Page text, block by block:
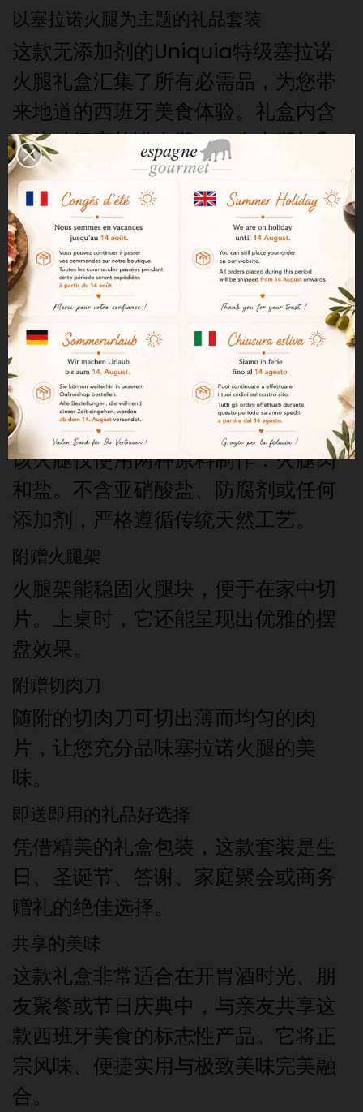
以塞拉诺火腿为主题的礼品套装
这款无添加剂的Uniquia特级塞拉诺
火腿礼盒汇集了所有必需品，为您带
来地道的西班牙美食体验。礼盒内含
一块特级塞拉诺火腿、一个火腿架和
一把火腿刀，所有物品均装在精美的
礼盒中，开箱即送。重量在7至8公斤
之间。
风味醇厚的Reserva火腿
本礼盒中的火腿为Uniquia特级塞拉
诺火腿，熟成期至少16个月。较长的
熟成时间使其质地细腻柔顺，风味更
显精致，香气比普通火腿更为浓郁。
无添加配方
该火腿仅使用两种原料制作：火腿肉
和盐。不含亚硝酸盐、防腐剂或任何
添加剂，严格遵循传统天然工艺。
附赠火腿架
火腿架能稳固火腿块，便于在家中切
片。上桌时，它还能呈现出优雅的摆
盘效果。
附赠切肉刀
随附的切肉刀可切出薄而均匀的肉
片，让您充分品味塞拉诺火腿的美
味。
即送即用的礼品好选择
凭借精美的礼盒包装，这款套装是生
日、圣诞节、答谢、家庭聚会或商务
赠礼的绝佳选择。
共享的美味
这款礼盒非常适合在开胃酒时光、朋
友聚餐或节日庆典中，与亲友共享这
款西班牙美食的标志性产品。它将正
宗风味、便捷实用与极致美味完美融
合。